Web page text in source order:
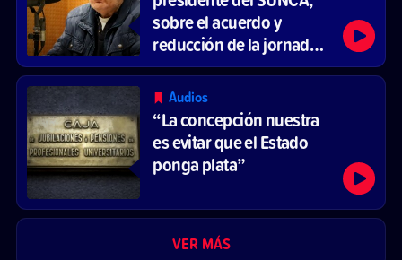
sobre el acuerdo y
reducción de la jornada
laboral
Audios
“La concepción nuestra
es evitar que el Estado
ponga plata”
VER MÁS